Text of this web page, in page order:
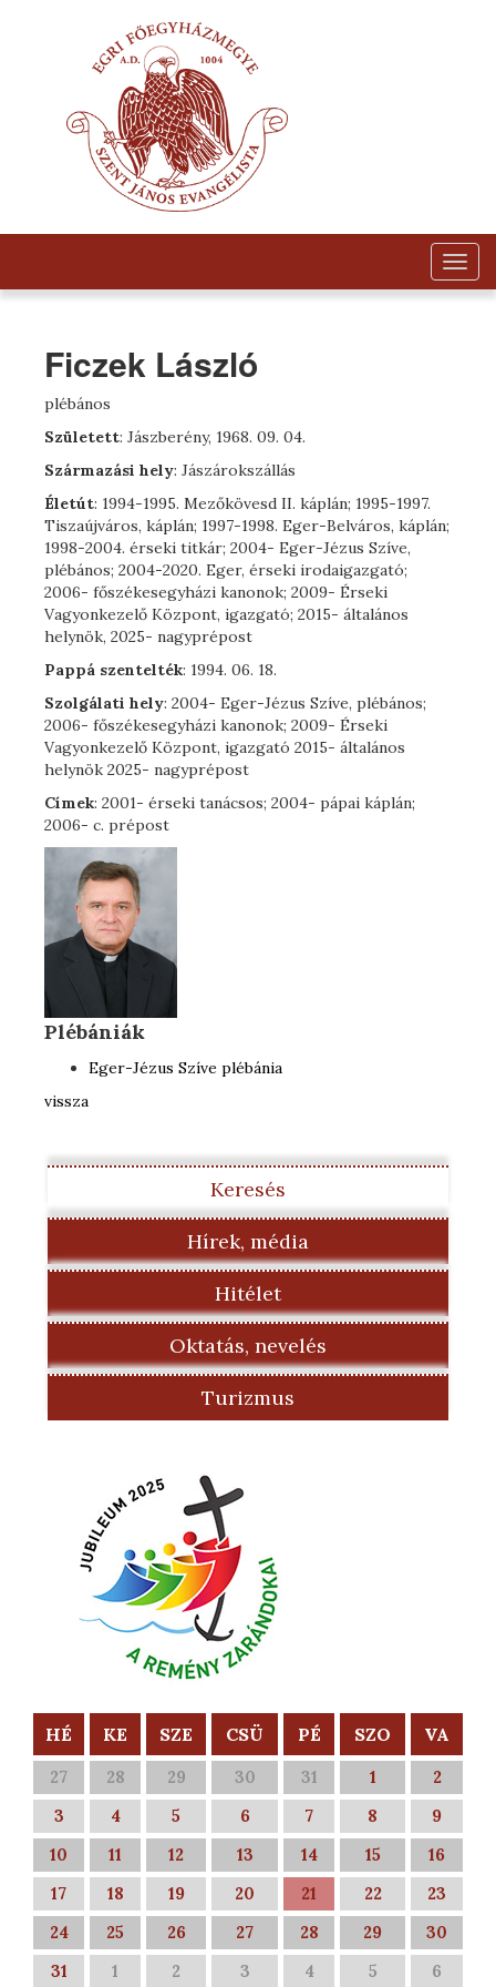
Ficzek László
plébános
Született: Jászberény, 1968. 09. 04.
Származási hely: Jászárokszállás
Életút: 1994-1995. Mezőkövesd II. káplán; 1995-1997.
Tiszaújváros, káplán; 1997-1998. Eger-Belváros, káplán;
1998-2004. érseki titkár; 2004- Eger-Jézus Szíve,
plébános; 2004-2020. Eger, érseki irodaigazgató;
2006- főszékesegyházi kanonok; 2009- Érseki
Vagyonkezelő Központ, igazgató; 2015- általános
helynök, 2025- nagyprépost
Pappá szentelték: 1994. 06. 18.
Szolgálati hely: 2004- Eger-Jézus Szíve, plébános;
2006- főszékesegyházi kanonok; 2009- Érseki
Vagyonkezelő Központ, igazgató 2015- általános
helynök 2025- nagyprépost
Címek: 2001- érseki tanácsos; 2004- pápai káplán;
2006- c. prépost
Plébániák
Eger-Jézus Szíve plébánia
vissza
Keresés
Hírek, média
Hitélet
Oktatás, nevelés
Turizmus
HÉ KE SZE CSÜ PÉ SZO VA
27 28 29 30 31 1
2
3
4 5 6 7 8
9
10
11 12 13 14 15
16
17
18 19 20 21 22
23
24
25 26 27 28 29
30
31
1 2 3 4 5 6